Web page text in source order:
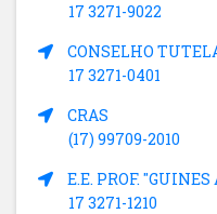
17 3271-9022
CONSELHO
17 3271-0401
CRAS
(17) 99709-2010
E.E. PROF.
17 3271-1210